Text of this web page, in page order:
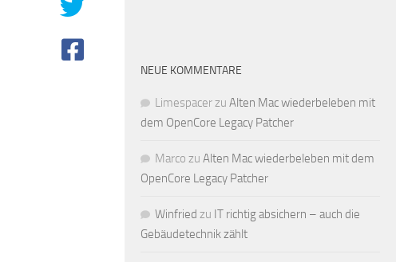
NEUE KOMMENTARE
Limespacerzu Alten Mac wiederbeleben mit
dem OpenCore Legacy Patcher
Marco zu Alten Mac wiederbeleben mit dem
OpenCore Legacy Patcher
Winfried zu IT richtig absichern – auch die
Gebäudetechnik zählt